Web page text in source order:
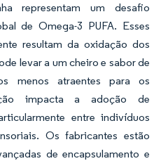
representam um desafio
de Omega-3 PUFA. Esses
resultam da oxidação dos
levar a um cheiro e sabor de
menos atraentes para os
impacta a adoção de
entre indivíduos
Os fabricantes estão
de encapsulamento e